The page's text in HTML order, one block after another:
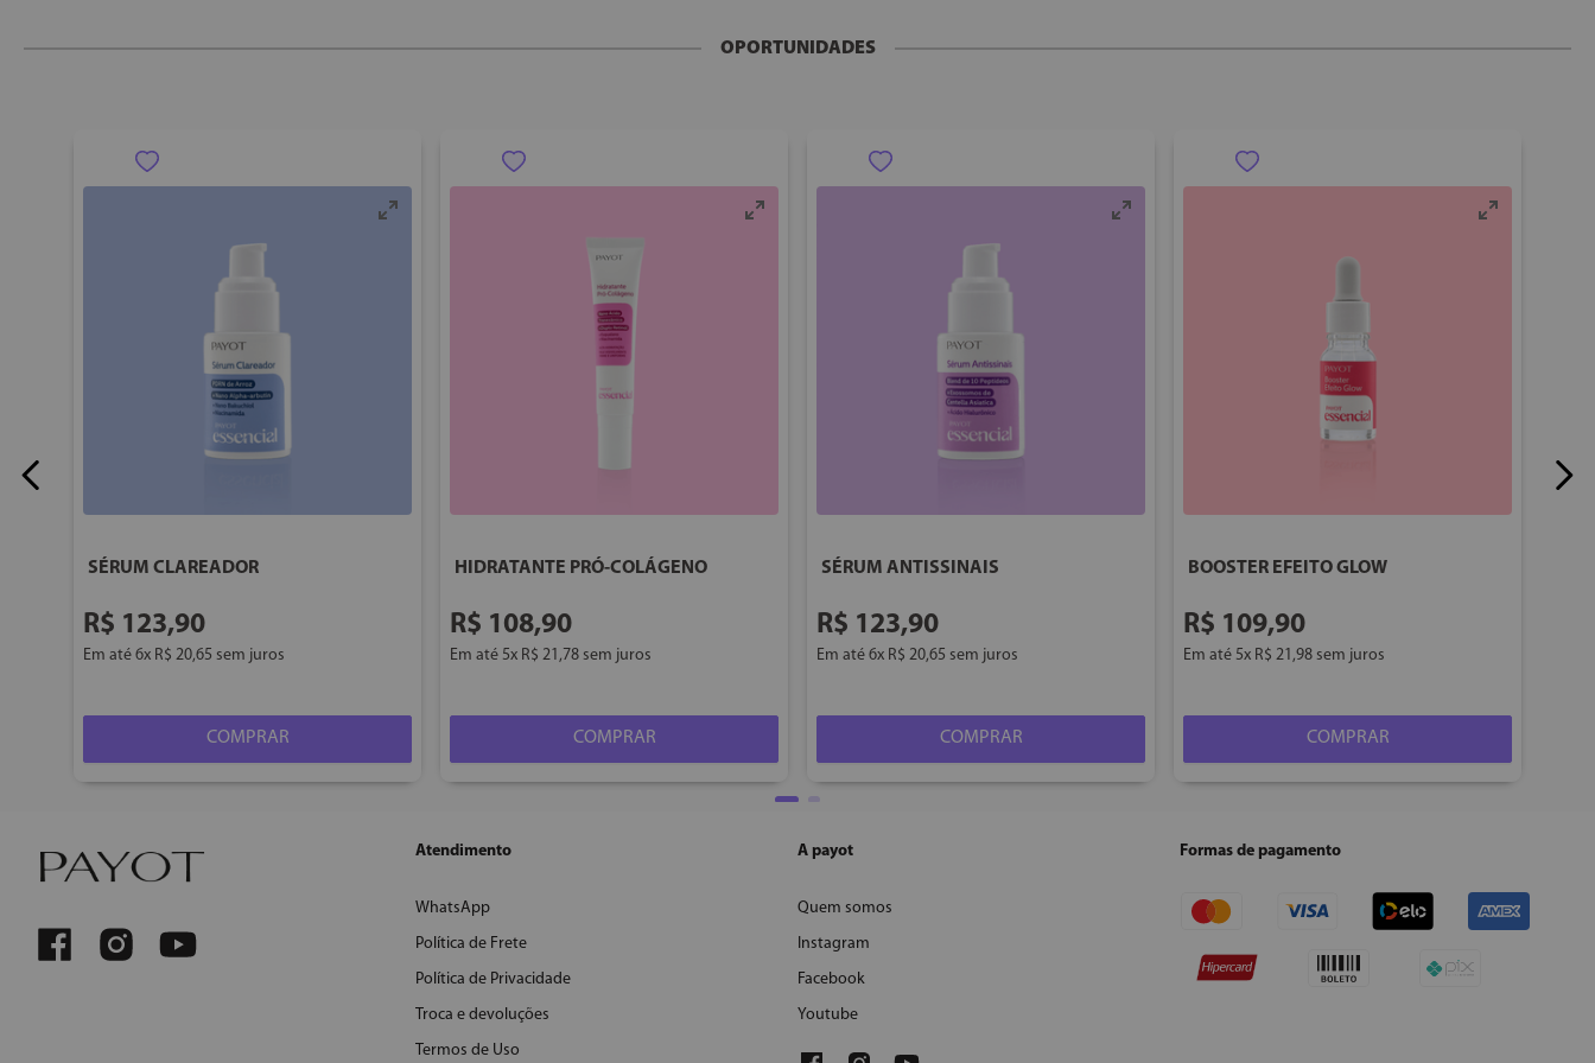
Triglicerídeo Caprílico/Cáprico, Isononanoato de Isononila, Esqualano, Perfume, Bisabolol, Acetato de Tocoferila, Olivato de Etila, Caprililglicol, Fenoxietanol, Álcool Etílico, Linoleato de Etila, Laurato
de Etila, Ésteres de Jojoba, Pentaeritritil Tetra-Di-T-Butil Hidroxi Hidrocinamato, Cera de Farelo de Arroz, Folha de Chá-Da-Índia, Flor da Camomila, Folha de Alecrim, Raiz de Cúrcuma, Quercetina,
OPORTUNIDADES
SÉRUM CLAREADOR
R$ 123,90
Em até 6x R$ 20,65 sem juros
COMPRAR
HIDRATANTE PRÓ-COLÁGENO
R$ 108,90
Em até 5x R$ 21,78 sem juros
COMPRAR
SÉRUM ANTISSINAIS
R$ 123,90
Em até 6x R$ 20,65 sem juros
COMPRAR
BOOSTER EFEITO GLOW
R$ 109,90
Em até 5x R$ 21,98 sem juros
COMPRAR
Atendimento
WhatsApp
Política de Frete
Política de Privacidade
Troca e devoluções
Termos de Uso
A payot
Quem somos
Instagram
Facebook
Youtube
Formas de pagamento